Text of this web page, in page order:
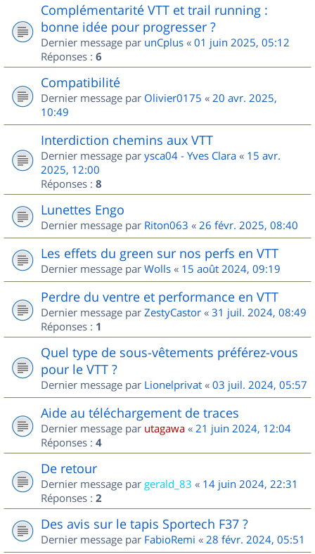
Complémentarité VTT et trail running :
bonne idée pour progresser ?
Dernier message par unCplus « 01 juin 2025, 05:12
Réponses : 6
Compatibilité
Dernier message par Olivier0175 « 20 avr. 2025,
10:49
Interdiction chemins aux VTT
Dernier message par ysca04 - Yves Clara « 15 avr.
2025, 12:00
Réponses : 8
Lunettes Engo
Dernier message par Riton063 « 26 févr. 2025, 08:40
Les effets du green sur nos perfs en VTT
Dernier message par Wolls « 15 août 2024, 09:19
Perdre du ventre et performance en VTT
Dernier message par ZestyCastor « 31 juil. 2024, 08:49
Réponses : 1
Quel type de sous-vêtements préférez-vous
pour le VTT ?
Dernier message par Lionelprivat « 03 juil. 2024, 05:57
Aide au téléchargement de traces
Dernier message par utagawa « 21 juin 2024, 12:04
Réponses : 4
De retour
Dernier message par gerald_83 « 14 juin 2024, 22:31
Réponses : 2
Des avis sur le tapis Sportech F37 ?
Dernier message par FabioRemi « 28 févr. 2024, 05:51